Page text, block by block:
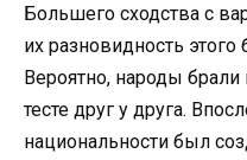
Большего сходства с
их разновидность
Вероятно, народы
тесте друг у друга.
национальности был